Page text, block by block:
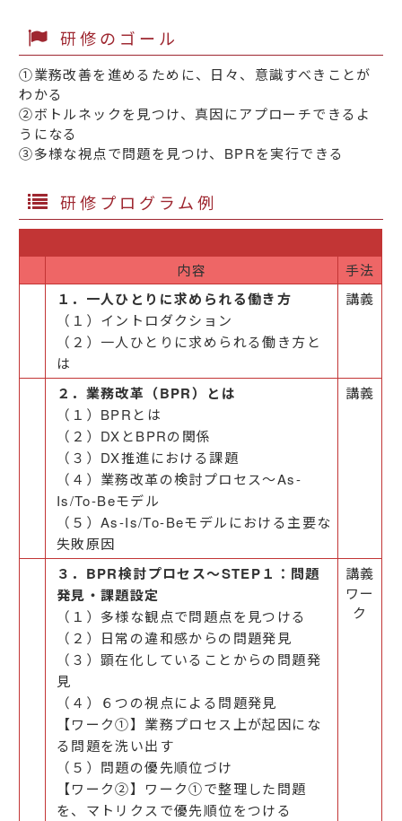
研修のゴール
①業務改善を進めるために、日々、意識すべきことが
わかる
②ボトルネックを見つけ、真因にアプローチできるよ
うになる
③多様な視点で問題を見つけ、BPRを実行できる
研修プログラム例
内容 手法
１．一人ひとりに求められる働き方
（１）イントロダクション
（２）一人ひとりに求められる働き方と
は
講義
２．業務改革（BPR）とは
（１）BPRとは
（２）DXとBPRの関係
（３）DX推進における課題
（４）業務改革の検討プロセス～As-
Is/To-Beモデル
（５）As-Is/To-Beモデルにおける主要な
失敗原因
講義
３．BPR検討プロセス～STEP１：問題
発見・課題設定
（１）多様な観点で問題点を見つける
（２）日常の違和感からの問題発見
（３）顕在化していることからの問題発
見
（４）６つの視点による問題発見
【ワーク①】業務プロセス上が起因にな
る問題を洗い出す
（５）問題の優先順位づけ
【ワーク②】ワーク①で整理した問題
を、マトリクスで優先順位をつける
講義
ワー
ク